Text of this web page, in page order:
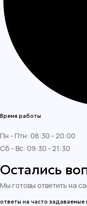
Время работы
Пн - Птн: 08:30 - 20:00
Сб - Вс: 09:30 - 21:30
Остались
Мы готовы ответить на
ответы на часто задаваемые